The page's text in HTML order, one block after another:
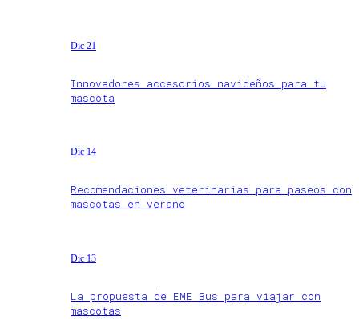
Dic 21
Innovadores accesorios navideños para tu
mascota
Dic 14
Recomendaciones veterinarias para paseos con
mascotas en verano
Dic 13
La propuesta de EME Bus para viajar con
mascotas